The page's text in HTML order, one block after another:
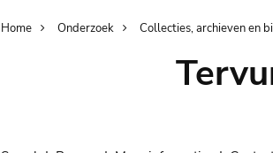
Breadcrumb
Home Onderzoek Collecties, archieven en